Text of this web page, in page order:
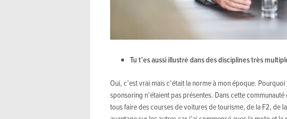
Tu t’es aussi illustré dans des disciplines très
Oui, c’est vrai mais c’était la norme à mon époque.
sponsoring n’étaient pas présentes. Dans cette
tous faire des courses de voitures de tourisme, de la F2, de